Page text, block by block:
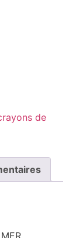
de